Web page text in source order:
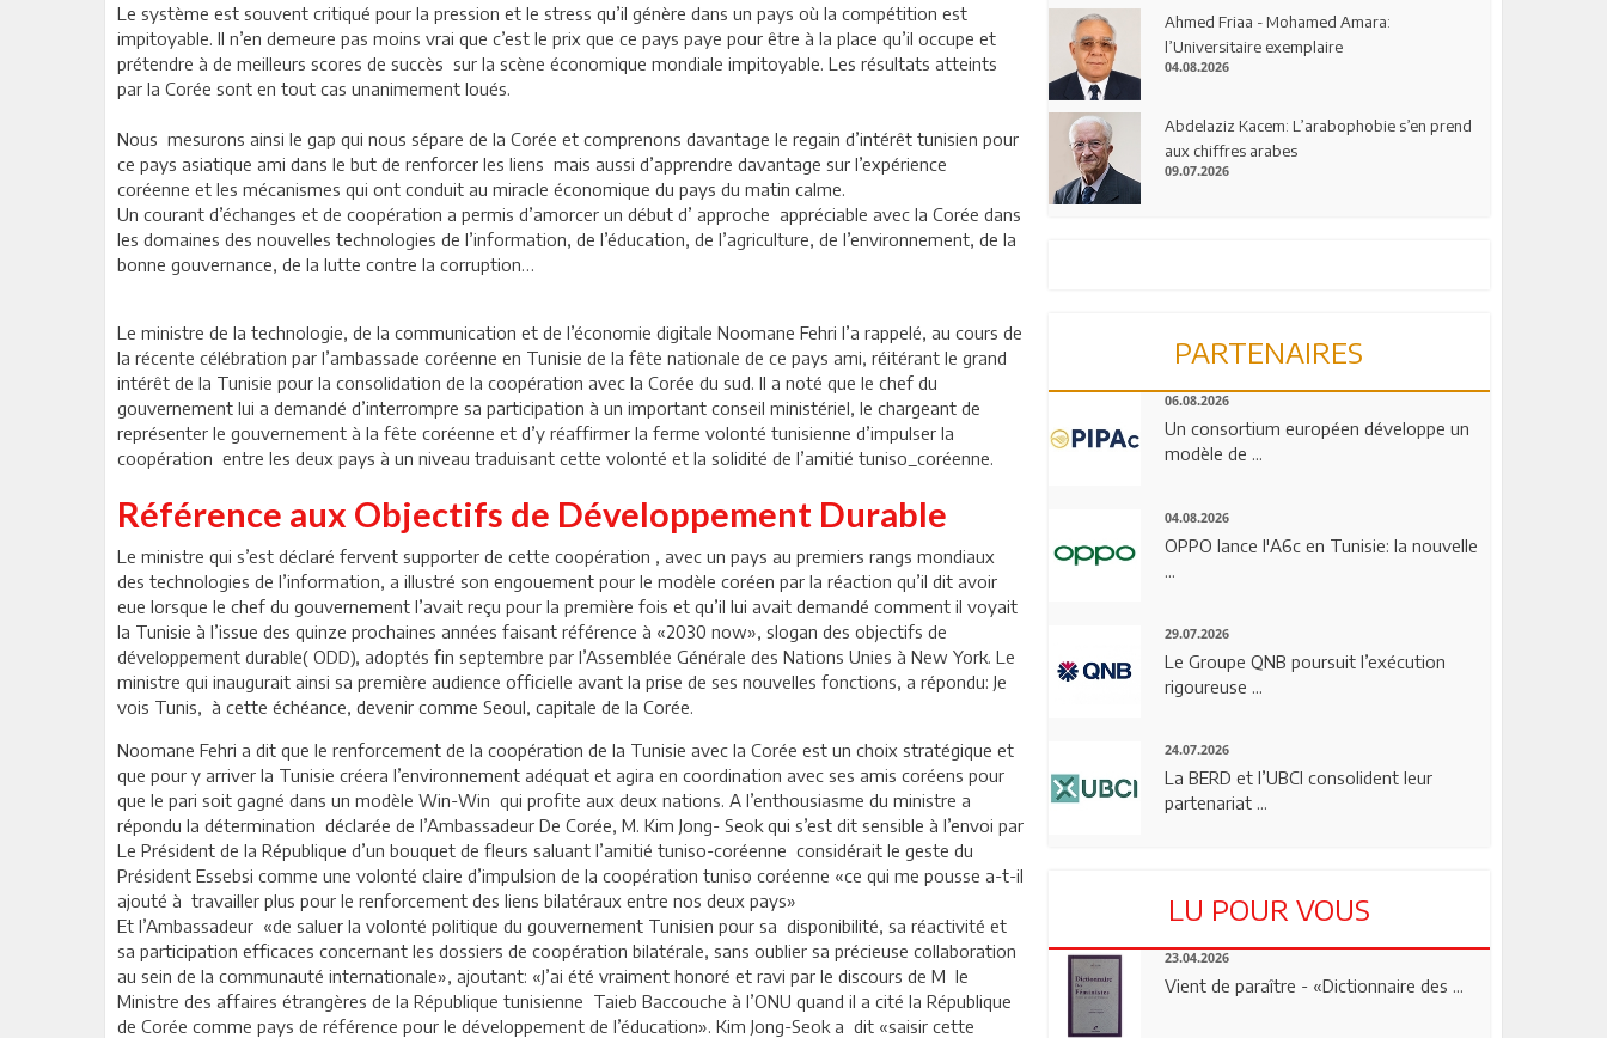
Le système est souvent critiqué pour la pression et le stress qu’il génère dans un pays où la compétition est
impitoyable. Il n’en demeure pas moins vrai que c’est le prix que ce pays paye pour être à la place qu’il occupe et
prétendre à de meilleurs scores de succès sur la scène économique mondiale impitoyable. Les résultats atteints
par la Corée sont en tout cas unanimement loués.
Nous mesurons ainsi le gap qui nous sépare de la Corée et comprenons davantage le regain d’intérêt tunisien pour
ce pays asiatique ami dans le but de renforcer les liens mais aussi d’apprendre davantage sur l’expérience
coréenne et les mécanismes qui ont conduit au miracle économique du pays du matin calme.
Un courant d’échanges et de coopération a permis d’amorcer un début d’ approche appréciable avec la Corée dans
les domaines des nouvelles technologies de l’information, de l’éducation, de l’agriculture, de l’environnement, de la
bonne gouvernance, de la lutte contre la corruption…
Le ministre de la technologie, de la communication et de l’économie digitale Noomane Fehri l’a rappelé, au cours de
la récente célébration par l’ambassade coréenne en Tunisie de la fête nationale de ce pays ami, réitérant le grand
intérêt de la Tunisie pour la consolidation de la coopération avec la Corée du sud. Il a noté que le chef du
gouvernement lui a demandé d’interrompre sa participation à un important conseil ministériel, le chargeant de
représenter le gouvernement à la fête coréenne et d’y réaffirmer la ferme volonté tunisienne d’impulser la
coopération entre les deux pays à un niveau traduisant cette volonté et la solidité de l’amitié tuniso_coréenne.
Référence aux Objectifs de Développement Durable
Le ministre qui s’est déclaré fervent supporter de cette coopération , avec un pays au premiers rangs mondiaux
des technologies de l’information, a illustré son engouement pour le modèle coréen par la réaction qu’il dit avoir
eue lorsque le chef du gouvernement l’avait reçu pour la première fois et qu’il lui avait demandé comment il voyait
la Tunisie à l’issue des quinze prochaines années faisant référence à «2030 now», slogan des objectifs de
développement durable( ODD), adoptés fin septembre par l’Assemblée Générale des Nations Unies à New York. Le
ministre qui inaugurait ainsi sa première audience officielle avant la prise de ses nouvelles fonctions, a répondu: Je
vois Tunis, à cette échéance, devenir comme Seoul, capitale de la Corée.
Noomane Fehri a dit que le renforcement de la coopération de la Tunisie avec la Corée est un choix stratégique et
que pour y arriver la Tunisie créera l’environnement adéquat et agira en coordination avec ses amis coréens pour
que le pari soit gagné dans un modèle Win-Win qui profite aux deux nations. A l’enthousiasme du ministre a
répondu la détermination déclarée de l’Ambassadeur De Corée, M. Kim Jong- Seok qui s’est dit sensible à l’envoi par
Le Président de la République d’un bouquet de fleurs saluant l’amitié tuniso-coréenne considérait le geste du
Président Essebsi comme une volonté claire d’impulsion de la coopération tuniso coréenne «ce qui me pousse a-t-il
ajouté à travailler plus pour le renforcement des liens bilatéraux entre nos deux pays»
Et l’Ambassadeur «de saluer la volonté politique du gouvernement Tunisien pour sa disponibilité, sa réactivité et
sa participation efficaces concernant les dossiers de coopération bilatérale, sans oublier sa précieuse collaboration
au sein de la communauté internationale», ajoutant: «J’ai été vraiment honoré et ravi par le discours de M le
Ministre des affaires étrangères de la République tunisienne Taieb Baccouche à l’ONU quand il a cité la République
de Corée comme pays de référence pour le développement de l’éducation». Kim Jong-Seok a dit «saisir cette
Ahmed Friaa - Mohamed Amara:
l’Universitaire exemplaire
04.08.2026
Abdelaziz Kacem: L’arabophobie s’en prend
aux chiffres arabes
09.07.2026
PARTENAIRES
06.08.2026
Un consortium européen développe un
modèle de ...
04.08.2026
OPPO lance l'A6c en Tunisie: la nouvelle
29.07.2026
Le Groupe QNB poursuit l’exécution
rigoureuse ...
24.07.2026
La BERD et l’UBCI consolident leur
partenariat ...
LU POUR VOUS
23.04.2026
Vient de paraître - «Dictionnaire des ...